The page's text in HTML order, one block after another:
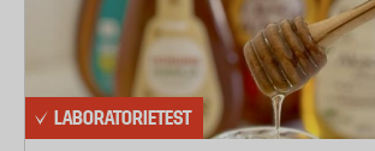
LABORATORIETEST